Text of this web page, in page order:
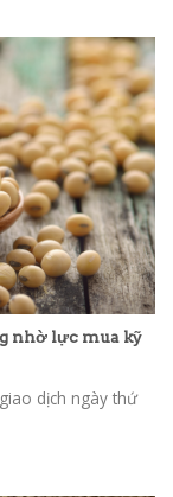
nhờ lực mua kỹ
dịch ngày thứ